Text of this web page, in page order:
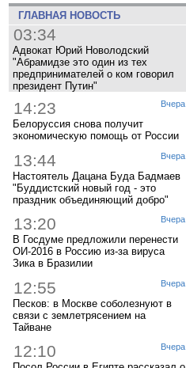
ГЛАВНАЯ НОВОСТЬ
03:34
Адвокат Юрий Новолодский
"Абрамидзе это один из тех
предпринимателей о ком говорил
президент Путин"
Вчера
14:23
Белоруссия снова получит
экономическую помощь от России
Вчера
13:44
Настоятель Дацана Буда Бадмаев
"Буддистский новый год - это
праздник объединяющий добро"
Вчера
13:20
В Госдуме предложили перенести
ОИ-2016 в Россию из-за вируса
Зика в Бразилии
Вчера
12:55
Песков: в Москве соболезнуют в
связи с землетрясением на
Тайване
Вчера
12:10